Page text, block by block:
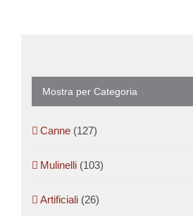
Mostra per Categoria
Canne (127)
Mulinelli (103)
Artificiali (26)